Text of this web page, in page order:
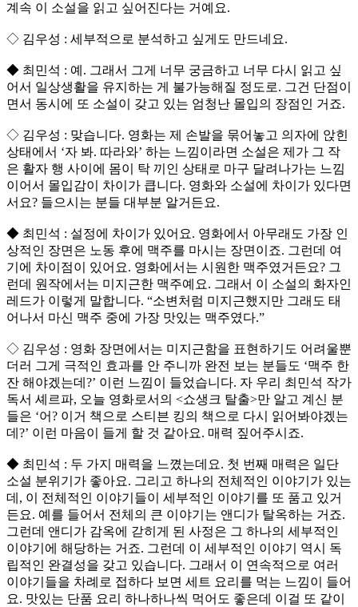
계속 이 소설을 읽고 싶어진다는 거예요.
◇ 김우성 : 세부적으로 분석하고 싶게도 만드네요.
◆ 최민석 : 예. 그래서 그게 너무 궁금하고 너무 다시 읽고 싶
어서 일상생활을 유지하는 게 불가능해질 정도로. 그건 단점이
면서 동시에 또 소설이 갖고 있는 엄청난 몰입의 장점인 거죠.
◇ 김우성 : 맞습니다. 영화는 제 손발을 묶어놓고 의자에 앉힌
상태에서 ‘자 봐. 따라와’ 하는 느낌이라면 소설은 제가 그 작
은 활자 행 사이에 몸이 탁 끼인 상태로 마구 달려나가는 느낌
이어서 몰입감이 차이가 큽니다. 영화와 소설에 차이가 있다면
서요? 들으시는 분들 대부분 알거든요.
◆ 최민석 : 설정에 차이가 있어요. 영화에서 아무래도 가장 인
상적인 장면은 노동 후에 맥주를 마시는 장면이죠. 그런데 여
기에 차이점이 있어요. 영화에서는 시원한 맥주였거든요? 그
런데 원작에서는 미지근한 맥주예요. 그래서 이 소설의 화자인
레드가 이렇게 말합니다. “소변처럼 미지근했지만 그래도 태
어나서 마신 맥주 중에 가장 맛있는 맥주였다.”
◇ 김우성 : 영화 장면에서는 미지근함을 표현하기도 어려울뿐
더러 그게 극적인 효과를 안 주니까 완전 보는 분들도 ‘맥주 한
잔 해야겠는데?’ 이런 느낌이 들었습니다. 자 우리 최민석 작가
독서 셰르파, 오늘 영화로서의 <쇼생크 탈출>만 알고 계신 분
들은 ‘어? 이거 책으로 스티븐 킹의 책으로 다시 읽어봐야겠는
데?’ 이런 마음이 들게 할 것 같아요. 매력 짚어주시죠.
◆ 최민석 : 두 가지 매력을 느꼈는데요. 첫 번째 매력은 일단
소설 분위기가 좋아요. 그리고 하나의 전체적인 이야기가 있는
데, 이 전체적인 이야기들이 세부적인 이야기를 또 품고 있거
든요. 예를 들어서 전체의 큰 이야기는 앤디가 탈옥하는 거죠.
그런데 앤디가 감옥에 갇히게 된 사정은 그 하나의 세부적인
이야기에 해당하는 거죠. 그런데 이 세부적인 이야기 역시 독
립적인 완결성을 갖고 있습니다. 그래서 이 연속적으로 여러
이야기들을 차례로 접하다 보면 세트 요리를 먹는 느낌이 들어
요. 맛있는 단품 요리 하나하나씩 먹어도 좋은데 이걸 또 같이